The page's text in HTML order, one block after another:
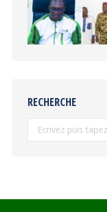
RECHERCHE
Recherche